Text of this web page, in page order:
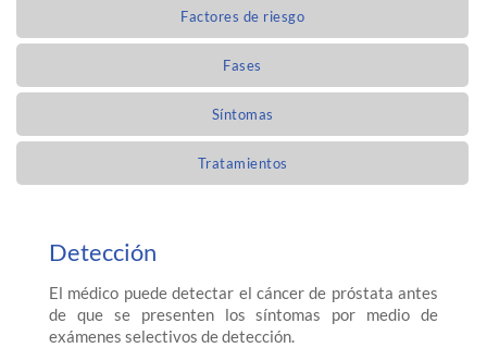
Factores de riesgo
Fases
Síntomas
Tratamientos
Detección
El médico puede detectar el cáncer de próstata antes
de que se presenten los síntomas por medio de
exámenes selectivos de detección.